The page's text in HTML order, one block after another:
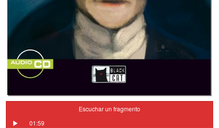
Escuchar un fragmento
01:59